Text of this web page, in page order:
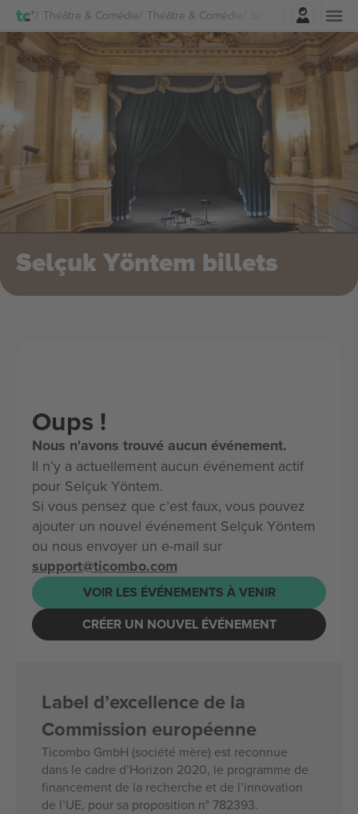
Théâtre & Comédie Théâtre & Comédie Selçuk Yöntem Billets
Connexion
Selçuk Yöntem billets
Oups !
Nous n'avons trouvé aucun événement.
Il n’y a actuellement aucun événement actif
pour Selçuk Yöntem.
Si vous pensez que c’est faux, vous pouvez
ajouter un nouvel événement Selçuk Yöntem
ou nous envoyer un e-mail sur
support@ticombo.com
VOIR LES ÉVÉNEMENTS À VENIR
CRÉER UN NOUVEL ÉVÉNEMENT
Label d’excellence de la
Commission européenne
Ticombo GmbH (société mère) est reconnue
dans le cadre d’Horizon 2020, le programme de
financement de la recherche et de l’innovation
de l’UE, pour sa proposition n° 782393.